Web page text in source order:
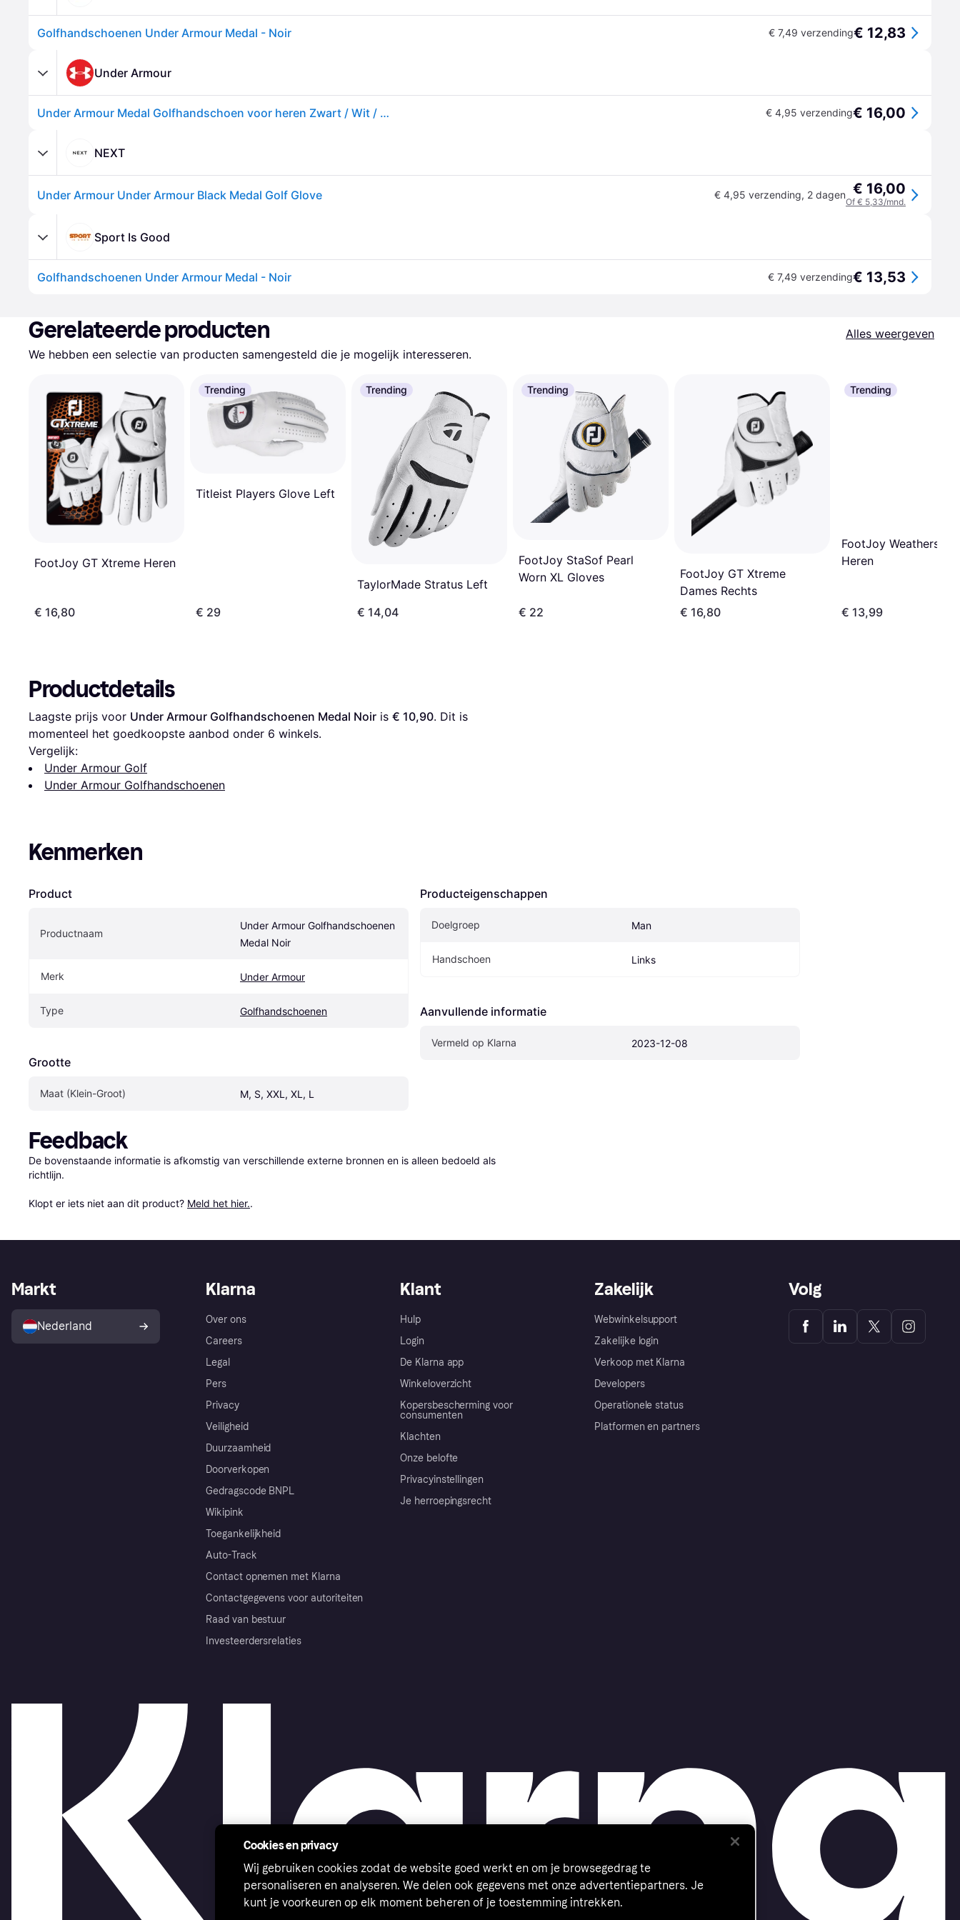
Golfhandschoenen Under Armour Medal - Noir € 7,49 verzending€ 12,83
Under Armour
Under Armour Medal Golfhandschoen voor heren Zwart / Wit / Zwart RLG € 4,95 verzending€ 16,00
NEXT
Under Armour Under Armour Black Medal Golf Glove € 4,95 verzending, 2 dagen € 16,00
Of € 5,33/mnd.
Sport Is Good
Golfhandschoenen Under Armour Medal - Noir € 7,49 verzending€ 13,53
Gerelateerde producten
Alles weergeven
We hebben een selectie van producten samengesteld die je mogelijk interesseren.
FootJoy GT Xtreme Heren
€ 16,80
Trending
Titleist Players Glove Left
€ 29
Trending
TaylorMade Stratus Left
€ 14,04
Trending
FootJoy StaSof Pearl
Worn XL Gloves
€ 22
FootJoy GT Xtreme
Dames Rechts
€ 16,80
Trending
FootJoy Weathersof
Heren
€ 13,99
Productdetails
Laagste prijs voor Under Armour Golfhandschoenen Medal Noir is € 10,90. Dit is
momenteel het goedkoopste aanbod onder 6 winkels.
Vergelijk:
Under Armour Golf
Under Armour Golfhandschoenen
Kenmerken
Product
Productnaam
Under Armour Golfhandschoenen
Medal Noir
Merk Under Armour
Type Golfhandschoenen
Grootte
Maat (Klein-Groot) M, S, XXL, XL, L
Producteigenschappen
Doelgroep Man
Handschoen Links
Aanvullende informatie
Vermeld op Klarna 2023-12-08
Feedback
De bovenstaande informatie is afkomstig van verschillende externe bronnen en is alleen bedoeld als
richtlijn.
Klopt er iets niet aan dit product? Meld het hier..
Klarna
Over ons
Careers
Legal
Pers
Privacy
Veiligheid
Duurzaamheid
Doorverkopen
Gedragscode BNPL
Wikipink
Toegankelijkheid
Auto-Track
Contact opnemen met Klarna
Contactgegevens voor autoriteiten
Raad van bestuur
Investeerdersrelaties
Klant
Hulp
Login
De Klarna app
Winkeloverzicht
Kopersbescherming voor
consumenten
Klachten
Onze belofte
Privacyinstellingen
Je herroepingsrecht
Zakelijk
Webwinkelsupport
Zakelijke login
Verkoop met Klarna
Developers
Operationele status
Platformen en partners
Markt
Nederland
Volg
Cookies en privacy
Wij gebruiken cookies zodat de website goed werkt en om je browsegedrag te
personaliseren en analyseren. We delen ook gegevens met onze advertentiepartners. Je
kunt je voorkeuren op elk moment beheren of je toestemming intrekken.